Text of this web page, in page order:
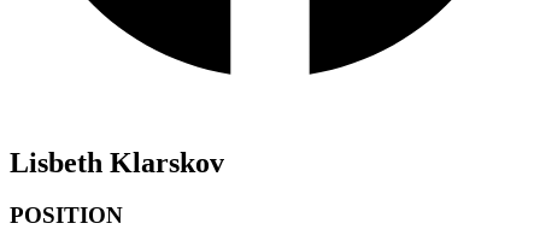
Lisbeth Klarskov
POSITION